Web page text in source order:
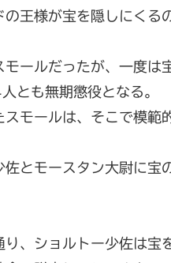
の王様が宝を隠しにく
モールだったが、一度は
とも無期懲役となる。
モールは、そこで模範
佐とモースタン大尉に
、ショルトー少佐は宝